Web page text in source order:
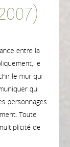
entre la
le
le mur qui
qui
personnages
Toute
de